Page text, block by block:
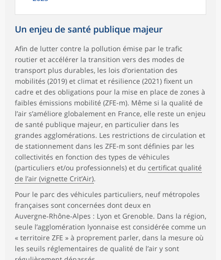
Un enjeu de santé publique majeur
Afin de lutter contre la pollution émise par le trafic
routier et accélérer la transition vers des modes de
transport plus durables, les lois d’orientation des
mobilités (2019) et climat et résilience (2021) fixent un
cadre et des obligations pour la mise en place de zones à
faibles émissions mobilité (ZFE-m). Même si la qualité de
l’air s’améliore globalement en France, elle reste un enjeu
de santé publique majeur, en particulier dans les
grandes agglomérations. Les restrictions de circulation et
de stationnement dans les ZFE-m sont définies par les
collectivités en fonction des types de véhicules
(particuliers et/ou professionnels) et du certificat qualité
de l’air (vignette Crit’Air).
Pour le parc des véhicules particuliers, neuf métropoles
françaises sont concernées dont deux en
Auvergne‑Rhône‑Alpes : Lyon et Grenoble. Dans la région,
seule l’agglomération lyonnaise est considérée comme un
« territoire ZFE » à proprement parler, dans la mesure où
les seuils réglementaires de qualité de l’air y sont